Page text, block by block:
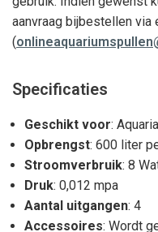
aanvraag bijbestellen via
(
Specificaties
Geschikt voor:
Opbrengst: 600 liter
Stroomverbruik: 8
Druk: 0,012 mpa
Aantal uitgangen: 4
Accessoires: Wordt